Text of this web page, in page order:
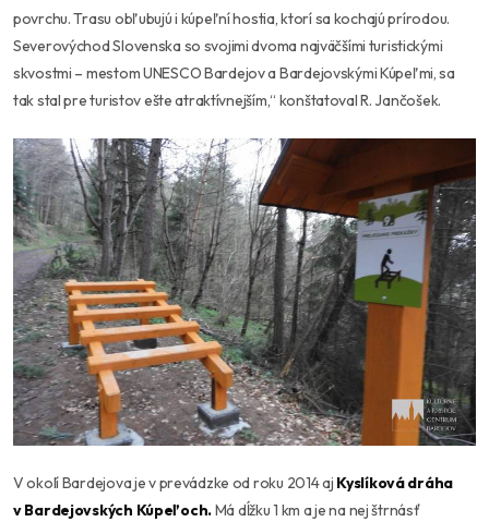
povrchu. Trasu obľubujú i kúpeľní hostia, ktorí sa kochajú prírodou.
Severovýchod Slovenska so svojimi dvoma najväčšími turistickými
skvostmi – mestom UNESCO Bardejov a Bardejovskými Kúpeľmi, sa
tak stal pre turistov ešte atraktívnejším,“ konštatoval R. Jančošek.
V okolí Bardejova je v prevádzke od roku 2014 aj Kyslíková dráha
v Bardejovských Kúpeľoch.Má dĺžku 1 km a je na nej štrnásť